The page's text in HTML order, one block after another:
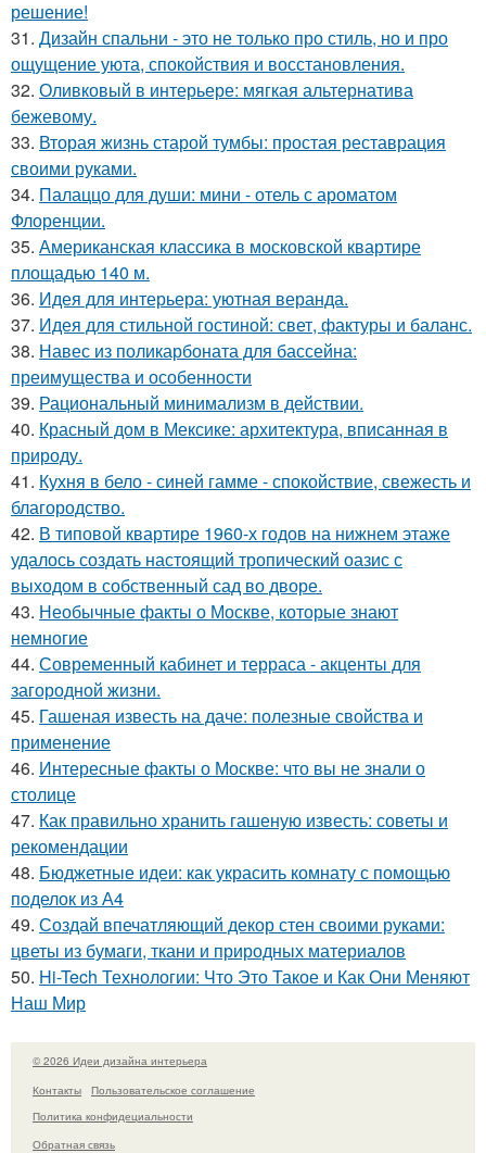
решение!
31. Дизайн спальни - это не только про стиль, но и про
ощущение уюта, спокойствия и восстановления.
32. Оливковый в интерьере: мягкая альтернатива
бежевому.
33. Вторая жизнь старой тумбы: простая реставрация
своими руками.
34. Палаццо для души: мини - отель с ароматом
Флоренции.
35. Американская классика в московской квартире
площадью 140 м.
36. Идея для интерьера: уютная веранда.
37. Идея для стильной гостиной: свет, фактуры и баланс.
38. Навес из поликарбоната для бассейна:
преимущества и особенности
39. Рациональный минимализм в действии.
40. Красный дом в Мексике: архитектура, вписанная в
природу.
41. Кухня в бело - синей гамме - спокойствие, свежесть и
благородство.
42. В типовой квартире 1960-х годов на нижнем этаже
удалось создать настоящий тропический оазис с
выходом в собственный сад во дворе.
43. Необычные факты о Москве, которые знают
немногие
44. Современный кабинет и терраса - акценты для
загородной жизни.
45. Гашеная известь на даче: полезные свойства и
применение
46. Интересные факты о Москве: что вы не знали о
столице
47. Как правильно хранить гашеную известь: советы и
рекомендации
48. Бюджетные идеи: как украсить комнату с помощью
поделок из А4
49. Создай впечатляющий декор стен своими руками:
цветы из бумаги, ткани и природных материалов
50. Hi-Tech Технологии: Что Это Такое и Как Они Меняют
Наш Мир
© 2026 Идеи дизайна интерьера
Контакты
Пользовательское соглашение
Политика конфидециальности
Обратная связь